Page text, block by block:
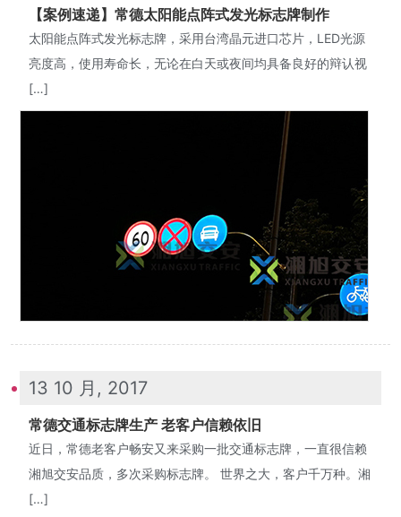
【案例速递】常德太阳能点阵式发光标志牌制作
太阳能点阵式发光标志牌，采用台湾晶元进口芯片，LED光源
亮度高，使用寿命长，无论在白天或夜间均具备良好的辩认视
[…]
13 10 月, 2017
常德交通标志牌生产 老客户信赖依旧
近日，常德老客户畅安又来采购一批交通标志牌，一直很信赖
湘旭交安品质，多次采购标志牌。 世界之大，客户千万种。湘
[…]